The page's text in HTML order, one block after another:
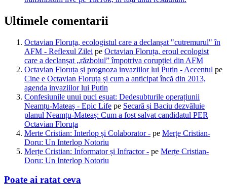
Ultimele comentarii
Octavian Floruța, ecologistul care a declanșat "cutremurul" în
AFM - Reflexul Zilei pe Octavian Floruța, eroul ecologist
care a declanșat „războiul” împotriva corupției din AFM
Octavian Floruța și prognoza invaziilor lui Putin - Accentul pe
Cine e Octavian Floruța și cum a anticipat încă din 2013,
agenda invaziilor lui Putin
Confesiunile unui puci eșuat: Dedesubturile operațiunii
Neamțu-Mateaș - Epic Life pe Secară și Baciu dezvăluie
planul Neamțu-Mateaș: Cum a fost salvat candidatul PER
Octavian Floruța
Merte Cristian: Interlop și Colaborator - pe Merțe Cristian-
Doru: Un Interlop Notoriu
Merțe Cristian: Informator și Infractor - pe Merțe Cristian-
Doru: Un Interlop Notoriu
Poate ai ratat ceva